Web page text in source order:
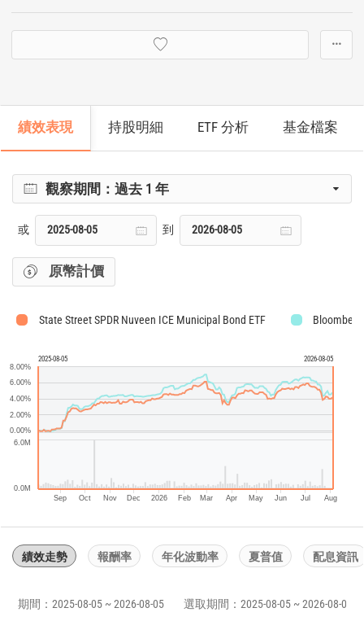
···
績效表現 持股明細 ETF 分析 基金檔案
觀察期間：過去 1 年
或 到
原幣計價
State Street SPDR Nuveen ICE Municipal Bond ETF
2025-08-05 2026-08-05
Sep Oct Nov Dec 2026 Feb Mar Apr May Jun Jul Aug
0.0M
6.0M
0.00%
2.00%
4.00%
6.00%
8.00%
績效走勢 報酬率 年化波動率 夏普值 配息資訊
期間：2025-08-05 ~ 2026-08-05 選取期間：2025-08-05 ~ 2026-08-05